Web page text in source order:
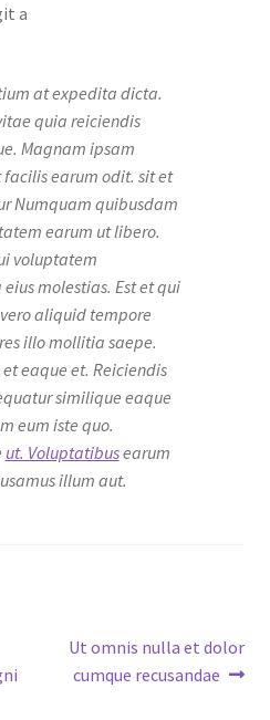
a
at expedita dicta.
quia reiciendis
Magnam ipsam
earum odit. sit et
Numquam quibusdam
earum ut libero.
voluptatem
molestias. Est et qui
aliquid tempore
illo mollitia saepe.
eaque et. Reiciendis
similique eaque
eum iste quo.
ut. Voluptatibusearum
illum aut.
Next
post:
Ut omnis nulla et dolor
cumque recusandae